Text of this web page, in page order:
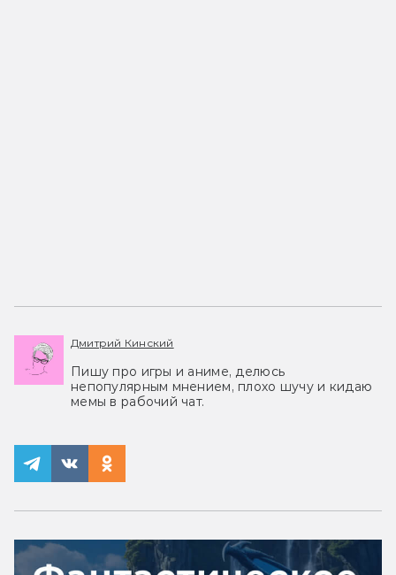
Дмитрий Кинский
Пишу про игры и аниме, делюсь
непопулярным мнением, плохо шучу и кидаю
мемы в рабочий чат.